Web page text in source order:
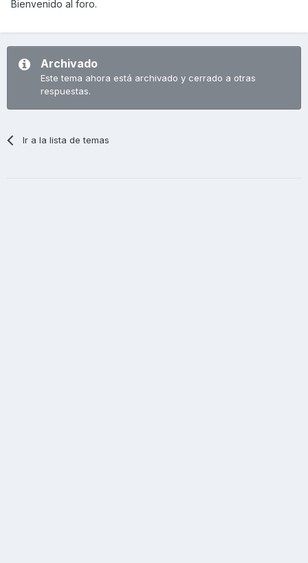
Bienvenido al foro.
Archivado
Este tema ahora está archivado y cerrado a otras
respuestas.
Ir a la lista de temas